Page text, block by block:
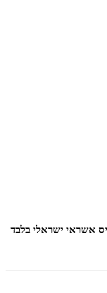
אשראי ישראלי בלבד